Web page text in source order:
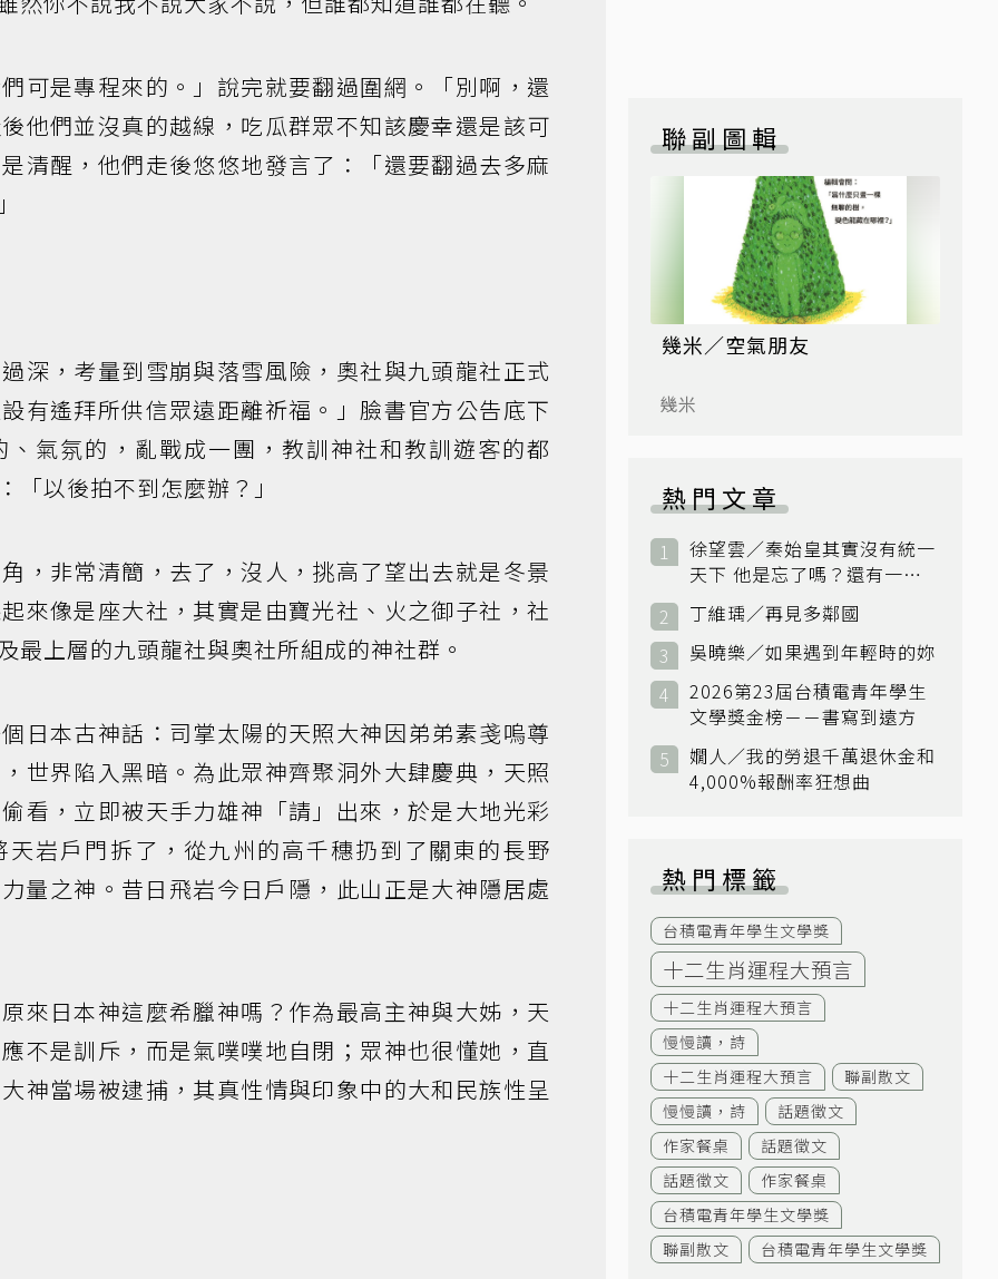
可是專程來的。」說完就要翻過圍網。「別啊，還
他們並沒真的越線，吃瓜群眾不知該慶幸還是該可
清醒，他們走後悠悠地發言了：「還要翻過去多麻
深，考量到雪崩與落雪風險，奧社與九頭龍社正式
有遙拜所供信眾遠距離祈福。」臉書官方公告底下
氣氛的，亂戰成一團，教訓神社和教訓遊客的都
以後拍不到怎麼辦？」
，非常清簡，去了，沒人，挑高了望出去就是冬景
來像是座大社，其實是由寶光社、火之御子社，社
最上層的九頭龍社與奧社所組成的神社群。
日本古神話：司掌太陽的天照大神因弟弟素戔嗚尊
世界陷入黑暗。為此眾神齊聚洞外大肆慶典，天照
看，立即被天手力雄神「請」出來，於是大地光彩
岩戶門拆了，從九州的高千穗扔到了關東的長野
之神。昔日飛岩今日戶隱，此山正是大神隱居處
來日本神這麼希臘神嗎？作為最高主神與大姊，天
不是訓斥，而是氣噗噗地自閉；眾神也很懂她，直
神當場被逮捕，其真性情與印象中的大和民族性呈
聯副圖輯
幾米／空氣朋友
幾米
熱門文章
徐望雲／秦始皇其實沒有統一
天下 他是忘了嗎？還有一個
小國：衛國
丁維瑀／再見多鄰國
吳曉樂／如果遇到年輕時的妳
2026第23屆台積電青年學生
文學獎金榜－－書寫到遠方
嫺人／我的勞退千萬退休金和
4,000%報酬率狂想曲
熱門標籤
台積電青年學生文學獎
十二生肖運程大預言
十二生肖運程大預言
慢慢讀，詩
十二生肖運程大預言
聯副散文
慢慢讀，詩
話題徵文
作家餐桌
話題徵文
話題徵文
作家餐桌
台積電青年學生文學獎
聯副散文
台積電青年學生文學獎